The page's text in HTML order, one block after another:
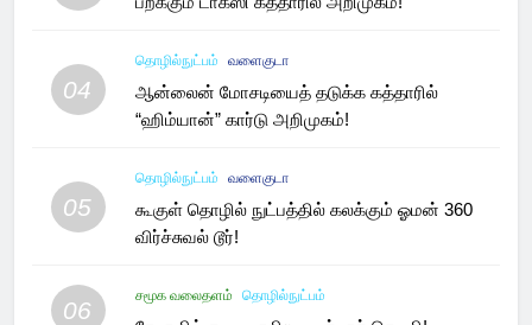
04
தொழில்நுட்பம் வளைகுடா
ஆன்லைன் மோசடியைத் தடுக்க கத்தாரில்
“ஹிம்யான்” கார்டு அறிமுகம்!
05
தொழில்நுட்பம் வளைகுடா
கூகுள் தொழில் நுட்பத்தில் கலக்கும் ஓமன் 360
விர்ச்சுவல் டூர்!
06
சமூக வலைதளம் தொழில்நுட்பம்